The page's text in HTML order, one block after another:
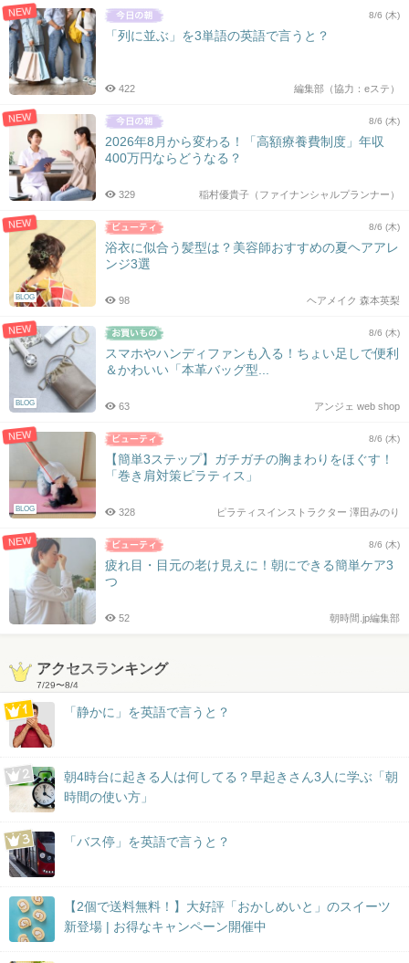
NEW 8/6 (木)
「列に並ぶ」を3単語の英語で言うと？
編集部（協力：eステ）
422
NEW 8/6 (木)
2026年8月から変わる！「高額療養費制度」年収
400万円ならどうなる？
稲村優貴子（ファイナンシャルプランナー）
329
NEW
BLOG
8/6 (木)
浴衣に似合う髪型は？美容師おすすめの夏ヘアアレ
ンジ3選
ヘアメイク 森本英梨
98
NEW
BLOG
8/6 (木)
スマホやハンディファンも入る！ちょい足しで便利
＆かわいい「本革バッグ型...
アンジェ web shop
63
NEW
BLOG
8/6 (木)
【簡単3ステップ】ガチガチの胸まわりをほぐす！
「巻き肩対策ピラティス」
ピラティスインストラクター 澤田みのり
328
NEW 8/6 (木)
疲れ目・目元の老け見えに！朝にできる簡単ケア3
つ
朝時間.jp編集部
52
アクセスランキング
7/29〜8/4
「静かに」を英語で言うと？
朝4時台に起きる人は何してる？早起きさん3人に学ぶ「朝
時間の使い方」
「バス停」を英語で言うと？
【2個で送料無料！】大好評「おかしめいと」のスイーツ
新登場 | お得なキャンペーン開催中